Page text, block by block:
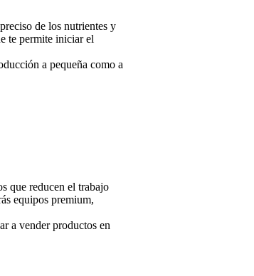
de los nutrientes y
te permite iniciar el
a pequeña como a
que reducen el trabajo
equipos premium,
a vender productos en